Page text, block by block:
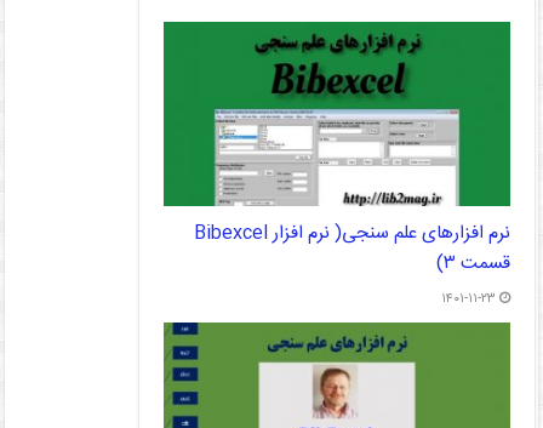
نرم افزارهای علم سنجی( نرم افزار Bibexcel
قسمت ۳)
۱۴۰۱-۱۱-۲۳